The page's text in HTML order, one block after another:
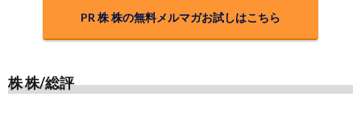
PR 株 株の無料メルマガお試しはこちら
株 株/総評